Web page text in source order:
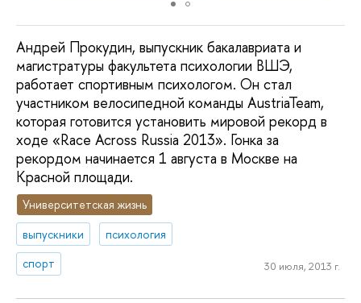
Андрей Прокудин, выпускник бакалавриата и
магистратуры факультета психологии ВШЭ,
работает спортивным психологом. Он стал
участником велосипедной команды AustriaTeam,
которая готовится установить мировой рекорд в
ходе «Race Across Russia 2013». Гонка за
рекордом начинается 1 августа в Москве на
Красной площади.
Университетская жизнь
выпускники
психология
спорт
30 июля, 2013 г.